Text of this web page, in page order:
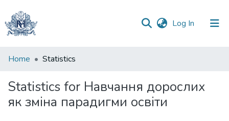
Log In (current)
Communities
Collections
All of DSpace
Home Statistics
Statistics for Навчання дорослих
як зміна парадигми освіти